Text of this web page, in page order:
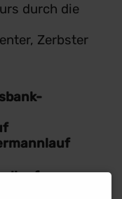
durch die
Zerbster